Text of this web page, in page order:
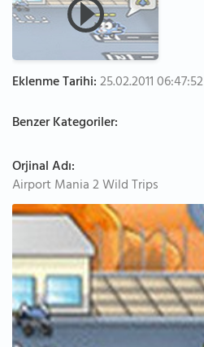
Eklenme Tarihi:25.02.2011 06:47:52
Benzer Kategoriler:
Orjinal Adı:
Airport Mania 2 Wild Trips